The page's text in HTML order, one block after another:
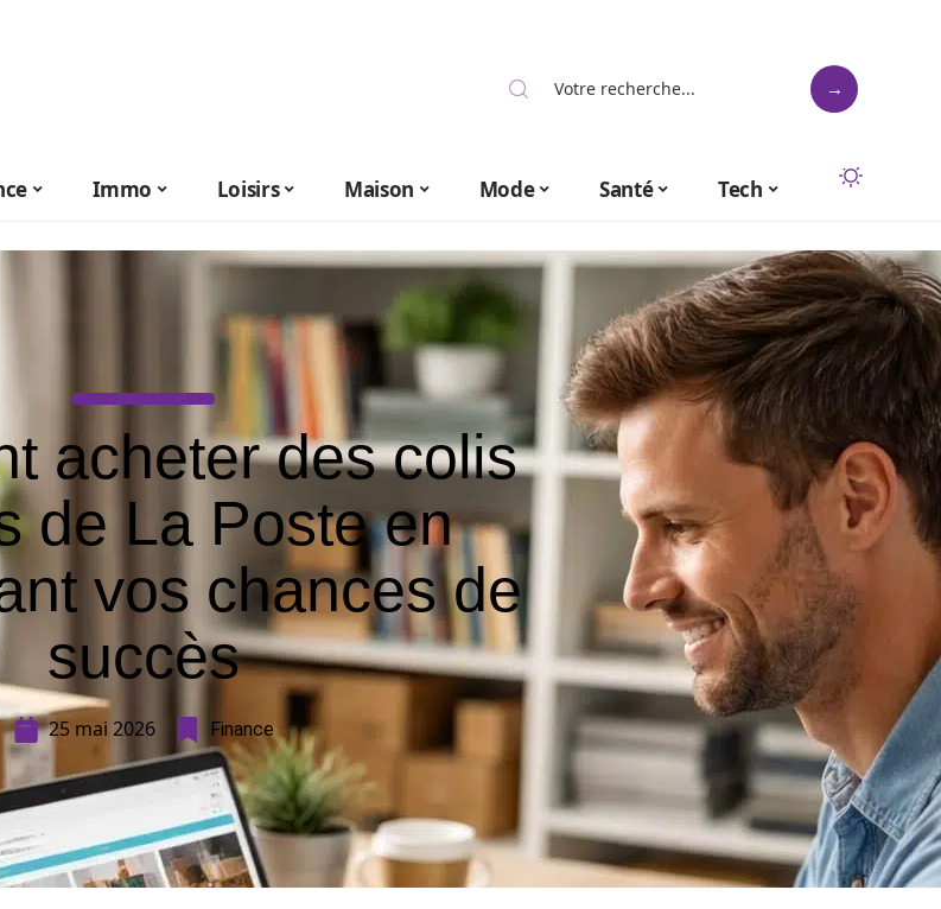
Immo Loisirs Maison Mode Santé Tech
acheter des colis
de La Poste en
vos chances de
succès
25 mai 2026 Finance